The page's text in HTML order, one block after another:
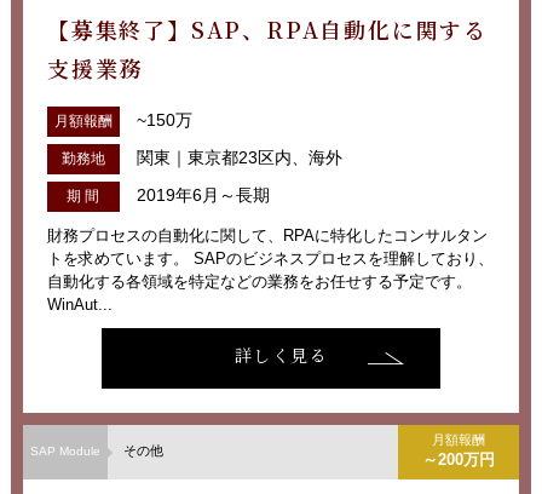
【募集終了】SAP、RPA自動化に関する
支援業務
月額報酬 ~150万
勤務地 関東｜東京都23区内、海外
期 間 2019年6月～長期
財務プロセスの自動化に関して、RPAに特化したコンサルタン
トを求めています。 SAPのビジネスプロセスを理解しており、
自動化する各領域を特定などの業務をお任せする予定です。
WinAut...
詳しく見る
SAP Module その他
月額報酬
～200万円